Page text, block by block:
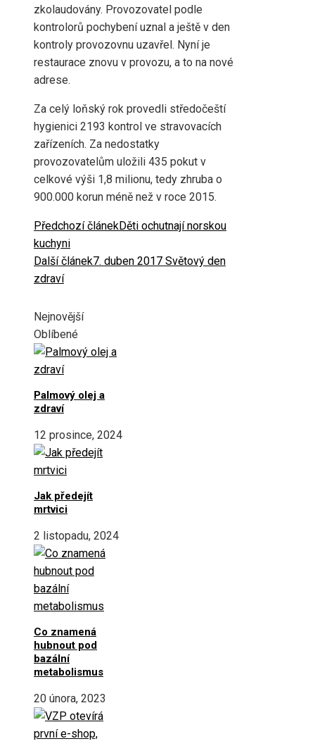
zkolaudovány. Provozovatel podle
kontrolorů pochybení uznal a ještě v den
kontroly provozovnu uzavřel. Nyní je
restaurace znovu v provozu, a to na nové
adrese.
Za celý loňský rok provedli středočeští
hygienici 2193 kontrol ve stravovacích
zařízeních. Za nedostatky
provozovatelům uložili 435 pokut v
celkové výši 1,8 milionu, tedy zhruba o
900.000 korun méně než v roce 2015.
Předchozí článekDěti ochutnají norskou
kuchyni
Další článek7. duben 2017 Světový den
zdraví
Nejnovější
Oblíbené
Palmový olej a
zdraví
12 prosince, 2024
Jak předejít
mrtvici
2 listopadu, 2024
Co znamená
hubnout pod
bazální
metabolismus
20 února, 2023